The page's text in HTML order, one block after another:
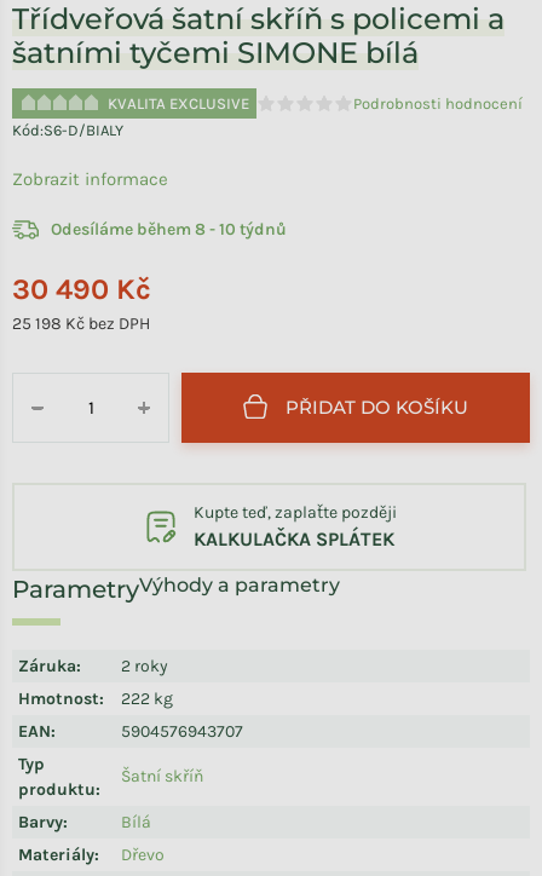
Třídveřová šatní skříň s policemi a
šatními tyčemi SIMONE bílá
KVALITA EXCLUSIVE
Průměrné hodnocení produktu
Podrobnosti hodnocení
Kód:S6-D/BIALY
30 490 Kč
25 198 Kč bez DPH
Odesíláme během 8 - 10 týdnů
+
− PŘIDAT DO KOŠÍKU
Výhody a parametry
Záruka:
2 roky
Hmotnost:
222 kg
EAN:
5904576943707
Typ
produktu:
Šatní skříň
Barvy:
Bílá
Materiály:
Dřevo
Kupte teď, zaplaťte později
KALKULAČKA SPLÁTEK
Zobrazit informace